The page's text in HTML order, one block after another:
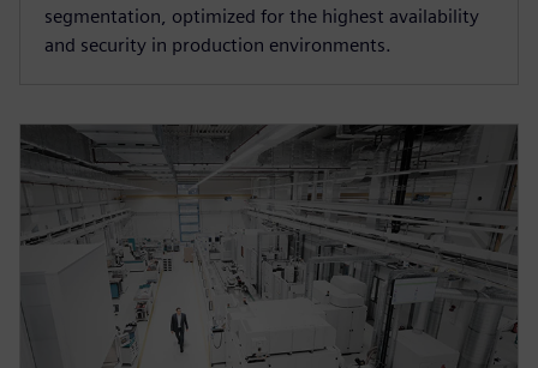
segmentation, optimized for the highest availability
and security in production environments.